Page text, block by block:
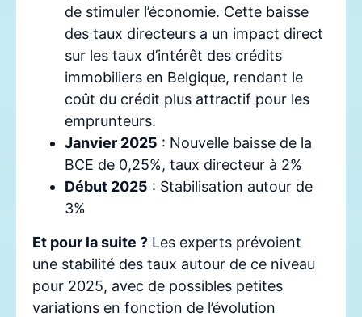
de stimuler l’économie. Cette baisse
des taux directeurs a un impact direct
sur les taux d’intérêt des crédits
immobiliers en Belgique, rendant le
coût du crédit plus attractif pour les
emprunteurs.
Janvier 2025 : Nouvelle baisse de la
BCE de 0,25%, taux directeur à 2%
Début 2025 : Stabilisation autour de
3%
Et pour la suite ? Les experts prévoient
une stabilité des taux autour de ce niveau
pour 2025, avec de possibles petites
variations en fonction de l’évolution